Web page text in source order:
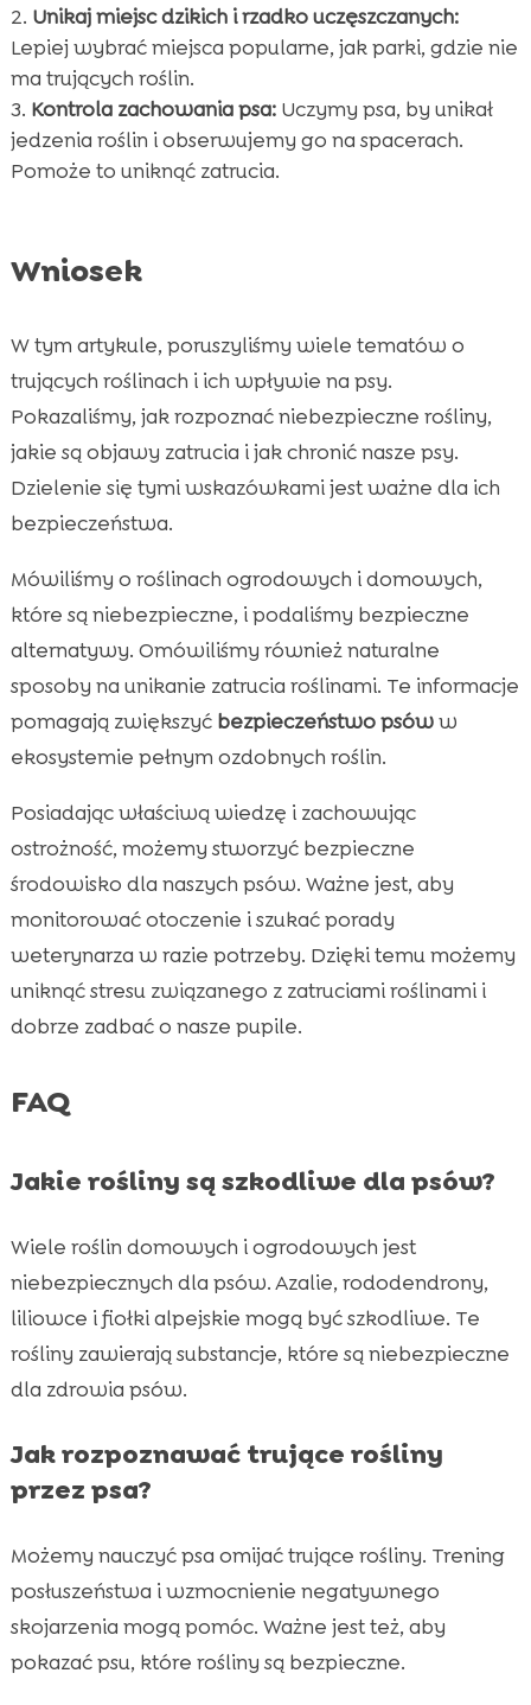
Unikaj miejsc dzikich i rzadko uczęszczanych:
Lepiej wybrać miejsca popularne, jak parki, gdzie nie
ma trujących roślin.
Kontrola zachowania psa:Uczymy psa, by unikał
jedzenia roślin i obserwujemy go na spacerach.
Pomoże to uniknąć zatrucia.
Wniosek
W tym artykule, poruszyliśmy wiele tematów o
trujących roślinach i ich wpływie na psy.
Pokazaliśmy, jak rozpoznać niebezpieczne rośliny,
jakie są objawy zatrucia i jak chronić nasze psy.
Dzielenie się tymi wskazówkami jest ważne dla ich
bezpieczeństwa.
Mówiliśmy o roślinach ogrodowych i domowych,
które są niebezpieczne, i podaliśmy bezpieczne
alternatywy. Omówiliśmy również naturalne
sposoby na unikanie zatrucia roślinami. Te informacje
pomagają zwiększyć bezpieczeństwo psóww
ekosystemie pełnym ozdobnych roślin.
Posiadając właściwą wiedzę i zachowując
ostrożność, możemy stworzyć bezpieczne
środowisko dla naszych psów. Ważne jest, aby
monitorować otoczenie i szukać porady
weterynarza w razie potrzeby. Dzięki temu możemy
uniknąć stresu związanego z zatruciami roślinami i
dobrze zadbać o nasze pupile.
FAQ
Jakie rośliny są szkodliwe dla psów?
Wiele roślin domowych i ogrodowych jest
niebezpiecznych dla psów. Azalie, rododendrony,
liliowce i fiołki alpejskie mogą być szkodliwe. Te
rośliny zawierają substancje, które są niebezpieczne
dla zdrowia psów.
Jak rozpoznawać trujące rośliny
przez psa?
Możemy nauczyć psa omijać trujące rośliny. Trening
posłuszeństwa i wzmocnienie negatywnego
skojarzenia mogą pomóc. Ważne jest też, aby
pokazać psu, które rośliny są bezpieczne.